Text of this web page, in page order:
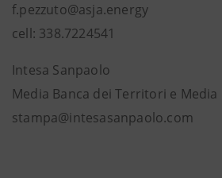
f.pezzuto@asja.energy
cell: 338.7224541
Intesa Sanpaolo
Media Banca dei Territori e Media
stampa@intesasanpaolo.com